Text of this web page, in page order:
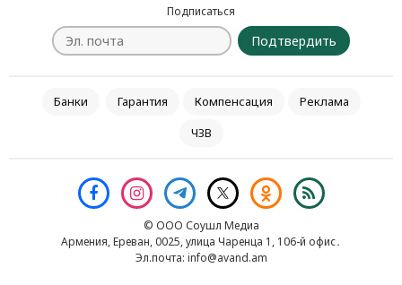
Подписаться
Подтвердить
Банки Гарантия Компенсация
Реклама
ЧЗВ
© ООО Соушл Медиа
Армения, Ереван, 0025, улица Чаренца 1, 106-й офис․
Эл.почта: info@avand.am